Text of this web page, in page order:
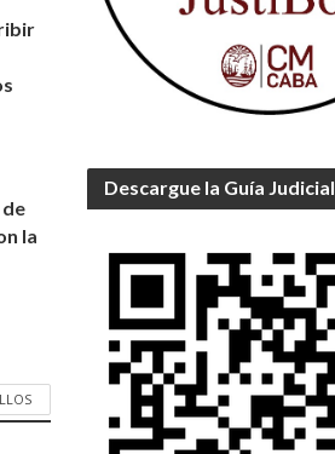
la
Descargue la Guía Judicial